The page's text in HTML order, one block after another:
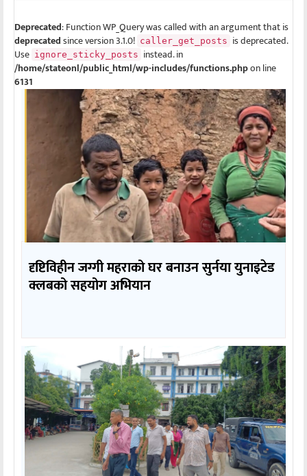
Deprecated: Function WP_Query was called with an argument that is
deprecatedsince version 3.1.0! caller_get_posts is deprecated.
Use ignore_sticky_posts instead. in
/home/stateonl/public_html/wp-includes/functions.phpon line
6131
दृष्टिविहीन जग्गी महराको घर बनाउन सुर्नया युनाइटेड
क्लबको सहयोग अभियान